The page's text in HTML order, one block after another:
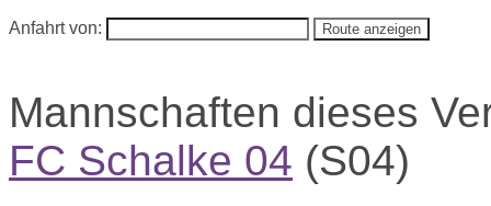
Anfahrt von:
Mannschaften dieses
FC Schalke 04 (S04)